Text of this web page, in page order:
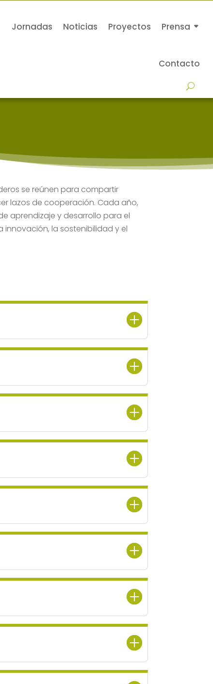
Jornadas Noticias Proyectos Prensa
Contacto
se reúnen para compartir
lazos de cooperación. Cada año,
aprendizaje y desarrollo para el
la sostenibilidad y el